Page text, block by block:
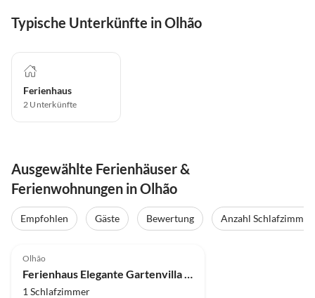
Typische Unterkünfte in Olhão
Ferienhaus
2 Unterkünfte
Ausgewählte Ferienhäuser &
Ferienwohnungen in Olhão
Empfohlen Gäste Bewertung Anzahl Schlafzimmer
Olhão
1 Schlafzimmer